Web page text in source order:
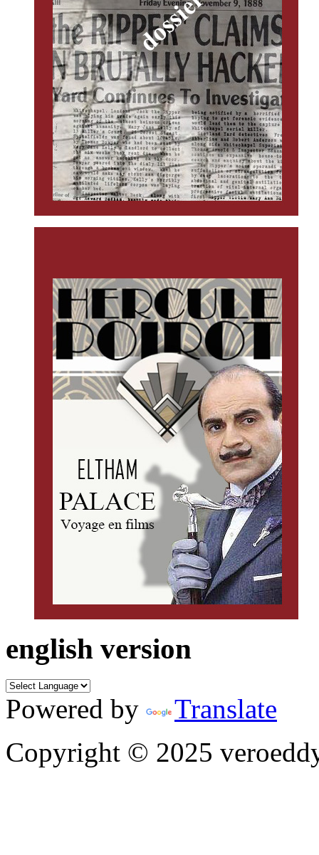
english version
Powered by
Translate
Copyright © 2025